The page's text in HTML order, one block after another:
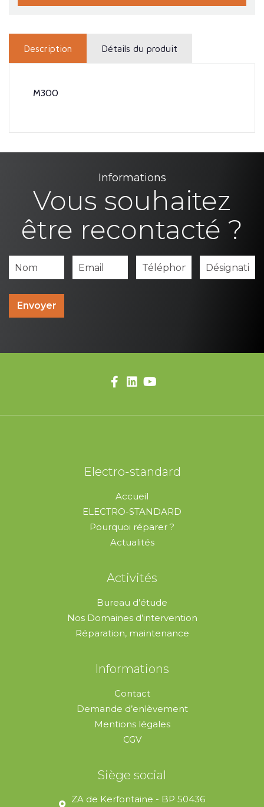
Description Détails du produit
M300
Informations
Vous souhaitez
être recontacté ?
Envoyer
Electro-standard
Accueil
ELECTRO-STANDARD
Pourquoi réparer ?
Actualités
Activités
Bureau d’étude
Nos Domaines d’intervention
Réparation, maintenance
Informations
Contact
Demande d’enlèvement
Mentions légales
CGV
Siège social
ZA de Kerfontaine - BP 50436